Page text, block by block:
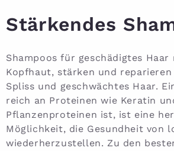
Stärkendes
Shampoos für geschädigtes Haar
Kopfhaut, stärken und
Spliss und geschwächtes Haar.
reich an Proteinen wie Keratin
Pflanzenproteinen ist, ist eine
Möglichkeit, die Gesundheit von
wiederherzustellen. Zu den